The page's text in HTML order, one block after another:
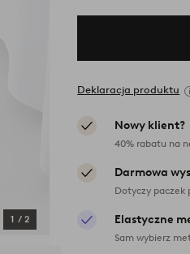
1 / 2
Deklaracja produktu
Nowy klient?
40% rabatu na
Darmowa
Dotyczy paczek
Elastyczne
Sam wybierz